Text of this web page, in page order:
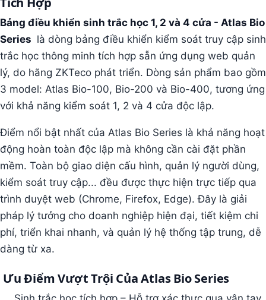
Bảng điều khiển sinh trắc học 1, 2 và 4 cửa - Atlas Bio
Series là dòng bảng điều khiển kiểm soát truy cập sinh
trắc học thông minh tích hợp sẵn ứng dụng web quản
lý, do hãng ZKTeco phát triển. Dòng sản phẩm bao gồm
3 model: Atlas Bio-100, Bio-200 và Bio-400, tương ứng
với khả năng kiểm soát 1, 2 và 4 cửa độc lập.
Điểm nổi bật nhất của Atlas Bio Series là khả năng hoạt
động hoàn toàn độc lập mà không cần cài đặt phần
mềm. Toàn bộ giao diện cấu hình, quản lý người dùng,
kiểm soát truy cập... đều được thực hiện trực tiếp qua
trình duyệt web (Chrome, Firefox, Edge). Đây là giải
pháp lý tưởng cho doanh nghiệp hiện đại, tiết kiệm chi
phí, triển khai nhanh, và quản lý hệ thống tập trung, dễ
dàng từ xa.
Ưu Điểm Vượt Trội Của Atlas Bio Series